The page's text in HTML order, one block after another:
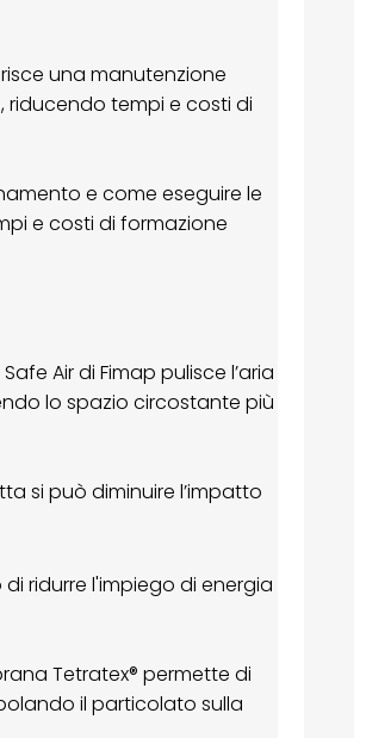
una manutenzione
riducendo tempi e costi di
e come eseguire le
e costi di formazione
Air di Fimap pulisce l’aria
lo spazio circostante più
si può diminuire l’impatto
ridurre l'impiego di energia
Tetratex® permette di
il particolato sulla